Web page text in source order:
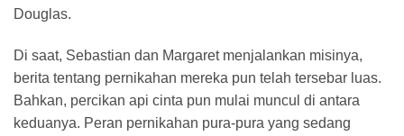
Douglas.
Di saat, Sebastian dan Margaret menjalankan misinya,
berita tentang pernikahan mereka pun telah tersebar luas.
Bahkan, percikan api cinta pun mulai muncul di antara
keduanya. Peran pernikahan pura-pura yang sedang